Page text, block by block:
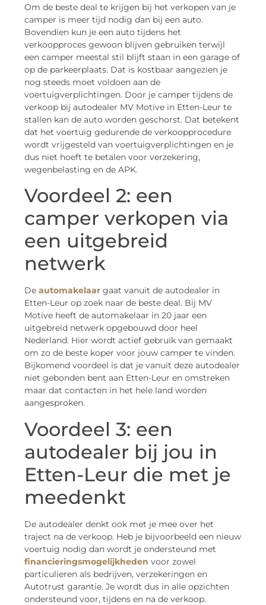
Om de beste deal te krijgen bij het verkopen van je
camper is meer tijd nodig dan bij een auto.
Bovendien kun je een auto tijdens het
verkoopproces gewoon blijven gebruiken terwijl
een camper meestal stil blijft staan in een garage of
op de parkeerplaats. Dat is kostbaar aangezien je
nog steeds moet voldoen aan de
voertuigverplichtingen. Door je camper tijdens de
verkoop bij autodealer MV Motive in Etten-Leur te
stallen kan de auto worden geschorst. Dat betekent
dat het voertuig gedurende de verkoopprocedure
wordt vrijgesteld van voertuigverplichtingen en je
dus niet hoeft te betalen voor verzekering,
wegenbelasting en de APK.
Voordeel 2: een
camper verkopen via
een uitgebreid
netwerk
De automakelaar gaat vanuit de autodealer in
Etten-Leur op zoek naar de beste deal. Bij MV
Motive heeft de automakelaar in 20 jaar een
uitgebreid netwerk opgebouwd door heel
Nederland. Hier wordt actief gebruik van gemaakt
om zo de beste koper voor jouw camper te vinden.
Bijkomend voordeel is dat je vanuit deze autodealer
niet gebonden bent aan Etten-Leur en omstreken
maar dat contacten in het hele land worden
aangesproken.
Voordeel 3: een
autodealer bij jou in
Etten-Leur die met je
meedenkt
De autodealer denkt ook met je mee over het
traject na de verkoop. Heb je bijvoorbeeld een nieuw
voertuig nodig dan wordt je ondersteund met
financieringsmogelijkheden voor zowel
particulieren als bedrijven, verzekeringen en
Autotrust garantie. Je wordt dus in alle opzichten
ondersteund voor, tijdens en na de verkoop.